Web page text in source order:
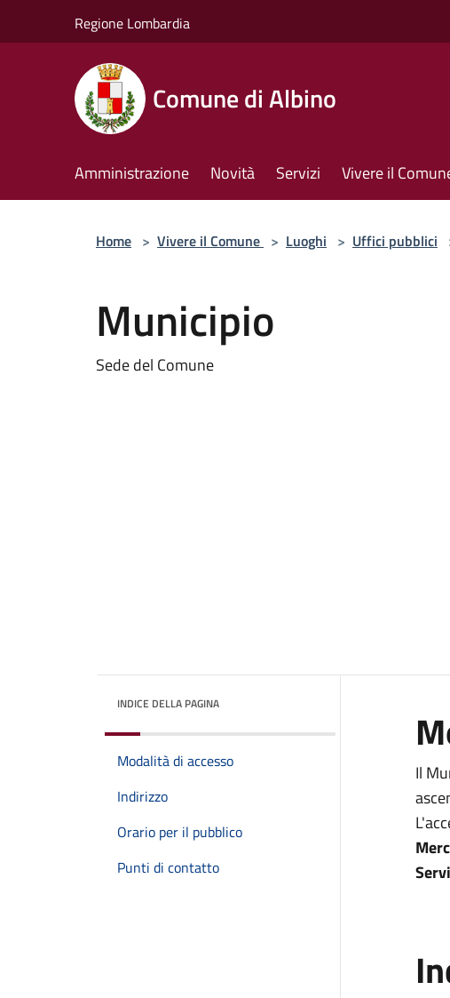
Regione Lombardia
Comune di Albino
Amministrazione Novità Servizi Vivere il
Home > Vivere il Comune > Luoghi > Uffici pubblici
Municipio
Sede del Comune
INDICE DELLA PAGINA
Modalità di accesso
Indirizzo
Orario per il pubblico
Punti di contatto
Il